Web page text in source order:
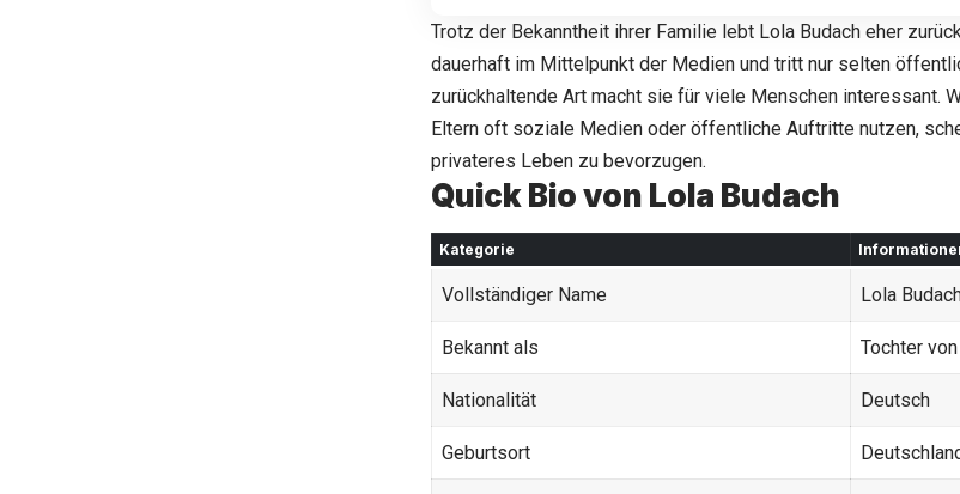
Trotz der Bekanntheit ihrer Familie lebt Lola Budach eher
dauerhaft im Mittelpunkt der Medien und tritt nur selten
zurückhaltende Art macht sie für viele Menschen interessant.
Eltern oft soziale Medien oder öffentliche Auftritte nutzen,
privateres Leben zu bevorzugen.
Quick Bio von Lola Budach
Kategorie
Vollständiger Name Lola
Bekannt als Tochter
Nationalität Deutsch
Geburtsort